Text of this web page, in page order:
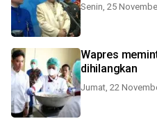
Senin, 25
Wapres
dihilangkan
Jumat, 22